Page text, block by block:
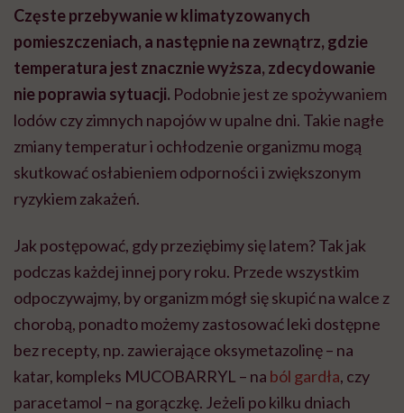
Częste przebywanie w klimatyzowanych
pomieszczeniach, a następnie na zewnątrz, gdzie
temperatura jest znacznie wyższa, zdecydowanie
nie poprawia sytuacji. Podobnie jest ze spożywaniem
lodów czy zimnych napojów w upalne dni. Takie nagłe
zmiany temperatur i ochłodzenie organizmu mogą
skutkować osłabieniem odporności i zwiększonym
ryzykiem zakażeń.
Jak postępować, gdy przeziębimy się latem? Tak jak
podczas każdej innej pory roku. Przede wszystkim
odpoczywajmy, by organizm mógł się skupić na walce z
chorobą, ponadto możemy zastosować leki dostępne
bez recepty, np. zawierające oksymetazolinę – na
katar, kompleks MUCOBARRYL – na ból gardła, czy
paracetamol – na gorączkę. Jeżeli po kilku dniach